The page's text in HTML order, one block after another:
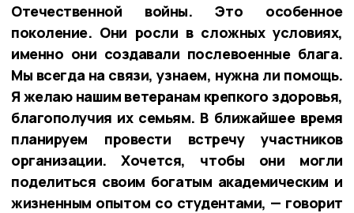
Отечественной войны. Это особенное
поколение. Они росли в сложных условиях,
именно они создавали послевоенные блага.
Мы всегда на связи, узнаем, нужна ли помощь.
Я желаю нашим ветеранам крепкого здоровья,
благополучия их семьям. В ближайшее время
планируем провести встречу участников
организации. Хочется, чтобы они могли
поделиться своим богатым академическим и
жизненным опытом со студентами, — говорит